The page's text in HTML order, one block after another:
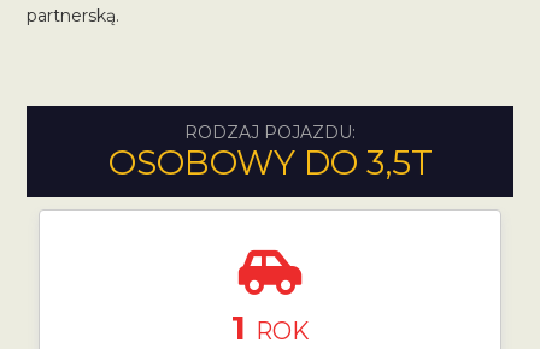
partnerską.
RODZAJ POJAZDU:
OSOBOWY DO 3,5T
1 ROK